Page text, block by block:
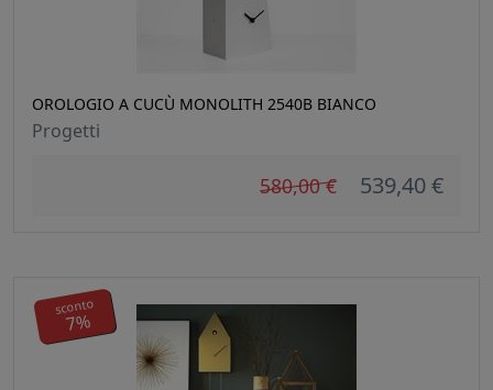
OROLOGIO A CUCÙ MONOLITH 2540B BIANCO
Progetti
580,00 € 539,40 €
sconto
7%